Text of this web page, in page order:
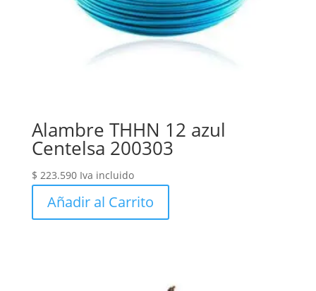
Alambre THHN 12 azul
Centelsa 200303
$ 223.590 Iva incluido
Añadir al Carrito